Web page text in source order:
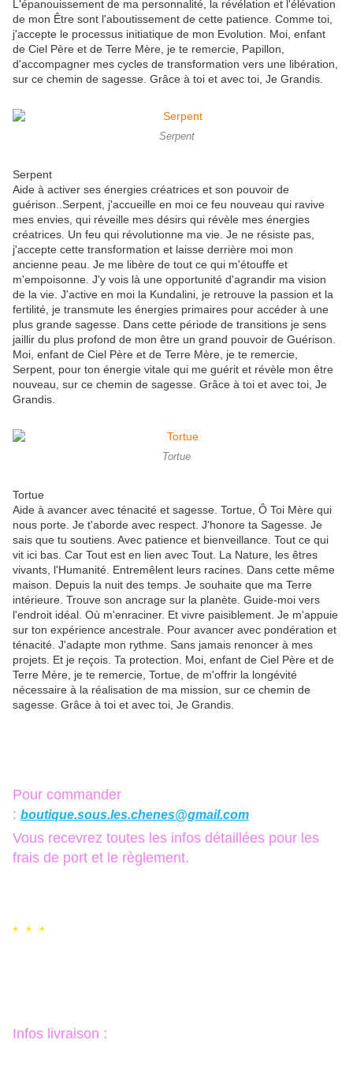
L'épanouissement de ma personnalité, la révélation et l'élévation
de mon Être sont l'aboutissement de cette patience. Comme toi,
j'accepte le processus initiatique de mon Evolution. Moi, enfant
de Ciel Père et de Terre Mère, je te remercie, Papillon,
d'accompagner mes cycles de transformation vers une libération,
sur ce chemin de sagesse. Grâce à toi et avec toi, Je Grandis.
Serpent
Serpent
Aide à activer ses énergies créatrices et son pouvoir de
guérison..Serpent, j'accueille en moi ce feu nouveau qui ravive
mes envies, qui réveille mes désirs qui révèle mes énergies
créatrices. Un feu qui révolutionne ma vie. Je ne résiste pas,
j'accepte cette transformation et laisse derrière moi mon
ancienne peau. Je me libère de tout ce qui m'étouffe et
m'empoisonne. J'y vois là une opportunité d'agrandir ma vision
de la vie. J'active en moi la Kundalini, je retrouve la passion et la
fertilité, je transmute les énergies primaires pour accéder à une
plus grande sagesse. Dans cette période de transitions je sens
jaillir du plus profond de mon être un grand pouvoir de Guérison.
Moi, enfant de Ciel Père et de Terre Mère, je te remercie,
Serpent, pour ton énergie vitale qui me guérit et révèle mon être
nouveau, sur ce chemin de sagesse. Grâce à toi et avec toi, Je
Grandis.
Tortue
Tortue
Aide à avancer avec ténacité et sagesse. Tortue, Ô Toi Mère qui
nous porte. Je t'aborde avec respect. J'honore ta Sagesse. Je
sais que tu soutiens. Avec patience et bienveillance. Tout ce qui
vit ici bas. Car Tout est en lien avec Tout. La Nature, les êtres
vivants, l'Humanité. Entremêlent leurs racines. Dans cette même
maison. Depuis la nuit des temps. Je souhaite que ma Terre
intérieure. Trouve son ancrage sur la planète. Guide-moi vers
l'endroit idéal. Où m'enraciner. Et vivre paisiblement. Je m'appuie
sur ton expérience ancestrale. Pour avancer avec pondération et
ténacité. J'adapte mon rythme. Sans jamais renoncer à mes
projets. Et je reçois. Ta protection. Moi, enfant de Ciel Père et de
Terre Mère, je te remercie, Tortue, de m'offrir la longévité
nécessaire à la réalisation de ma mission, sur ce chemin de
sagesse. Grâce à toi et avec toi, Je Grandis.
Pour commander
: boutique.sous.les.chenes@gmail.com
Vous recevrez toutes les infos détaillées pour les
frais de port et le règlement.
* * *
Infos livraison :